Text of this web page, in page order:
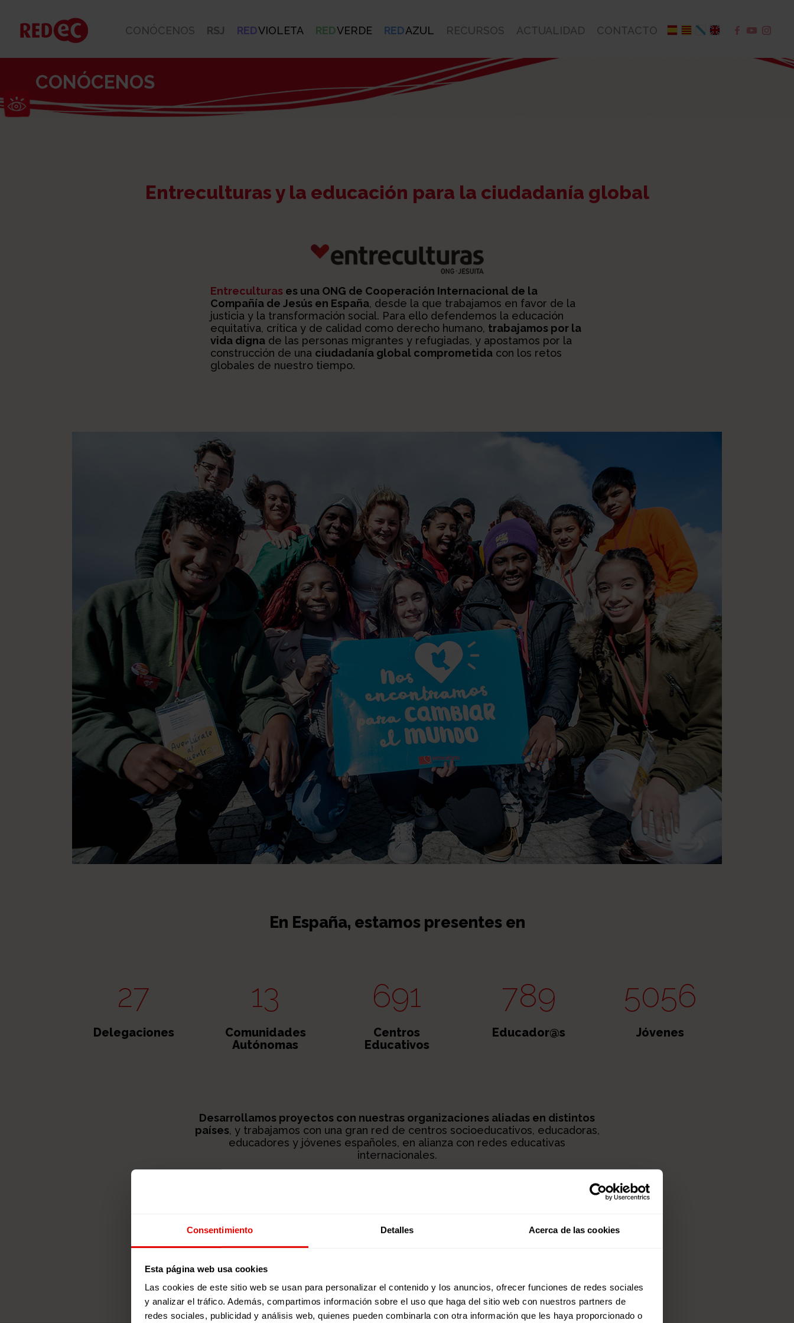
Consentimiento Detalles Acerca de las cookies
Esta página web usa cookies
Las cookies de este sitio web se usan para personalizar el contenido y los anuncios, ofrecer funciones de redes sociales
y analizar el tráfico. Además, compartimos información sobre el uso que haga del sitio web con nuestros partners de
redes sociales, publicidad y análisis web, quienes pueden combinarla con otra información que les haya proporcionado o
Abrir barra de herramientas
CONÓCENOS RSJ REDVIOLETA REDVERDE REDAZUL RECURSOS ACTUALIDAD CONTACTO
CONÓCENOS
Entreculturas y la educación para la ciudadanía global
Entreculturases una ONG de Cooperación Internacional de la
Compañía de Jesús en España, desde la que trabajamos en favor de la
justicia y la transformación social. Para ello defendemos la educación
equitativa, crítica y de calidad como derecho humano, trabajamos por la
vida dignade las personas migrantes y refugiadas, y apostamos por la
construcción de una ciudadanía global comprometidacon los retos
globales de nuestro tiempo.
En España, estamos presentes en
27
Delegaciones
13
Comunidades
Autónomas
691
Centros
Educativos
789
Educador@s
5056
Jóvenes
Desarrollamos proyectos con nuestras organizaciones aliadas en distintos
países, y trabajamos con una gran red de centros socioeducativos, educadoras,
educadores y jóvenes españoles, en alianza con redes educativas
internacionales.